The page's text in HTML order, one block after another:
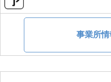
事業所